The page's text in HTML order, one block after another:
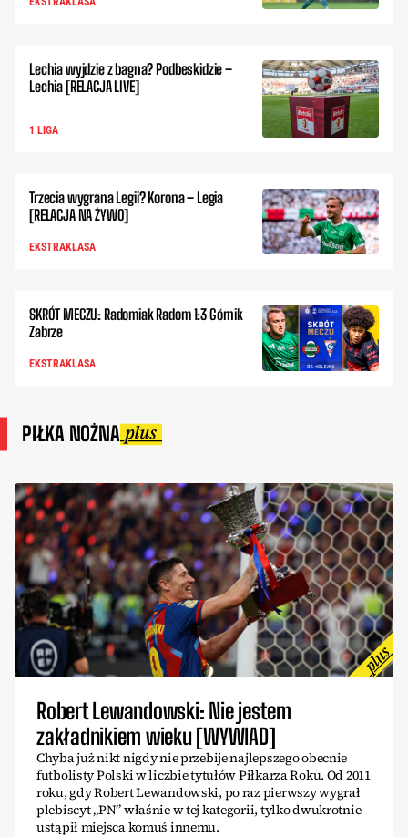
Lechia wyjdzie z bagna? Podbeskidzie –
Lechia [RELACJA LIVE]
1 LIGA
Trzecia wygrana Legii? Korona – Legia
[RELACJA NA ŻYWO]
EKSTRAKLASA
SKRÓT MECZU: Radomiak Radom 1:3 Górnik
Zabrze
EKSTRAKLASA
PIŁKA NOŻNA
Robert Lewandowski: Nie jestem
zakładnikiem wieku [WYWIAD]
Chyba już nikt nigdy nie przebije najlepszego obecnie
futbolisty Polski w liczbie tytułów Piłkarza Roku. Od 2011
roku, gdy Robert Lewandowski, po raz pierwszy wygrał
plebiscyt „PN” właśnie w tej kategorii, tylko dwukrotnie
ustąpił miejsca komuś innemu.